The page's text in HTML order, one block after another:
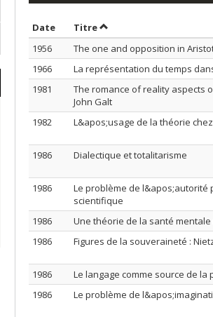
Date Trier par date en ordre
TitreTrier par titre en ordre
1956
The one and opposition in
1966
La représentation du temps
1981
The romance of reality aspects
John Galt
1982
L&apos;usage de la théorie
1986
Dialectique et totalitarisme
1986
Le problème de
scientifique
1986 Une théorie de la santé
1986
Figures de la souveraineté :
1986
Le langage comme source de la
1986
Le problème de